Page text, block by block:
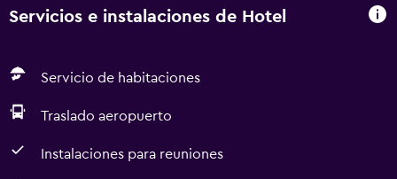
Servicios e instalaciones de Hotel
Servicio de habitaciones
Traslado aeropuerto
Instalaciones para reuniones